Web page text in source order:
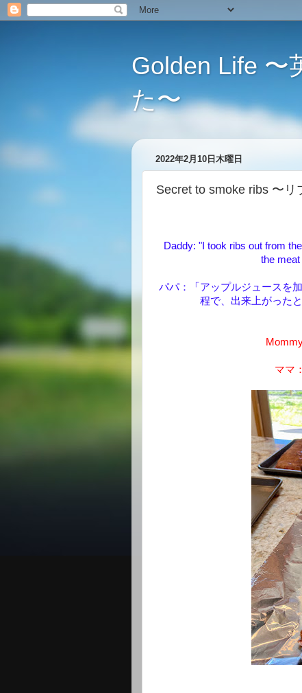
Golden Life 〜
た〜
2022年2月10日木曜日
Secret to smoke ribs 〜リ
Daddy: "I took ribs out from
the
パパ：「アップルジュースを
程で、出来上がった
ママ